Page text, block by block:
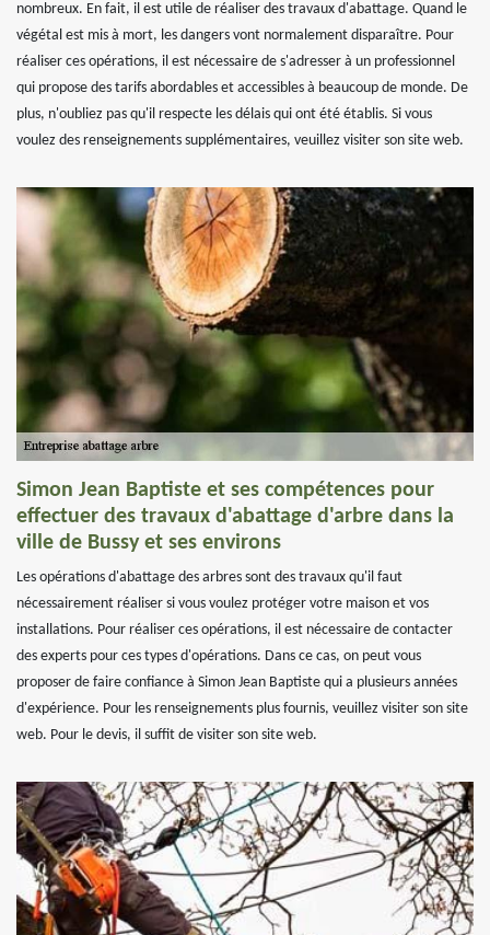
nombreux. En fait, il est utile de réaliser des travaux d'abattage. Quand le
végétal est mis à mort, les dangers vont normalement disparaître. Pour
réaliser ces opérations, il est nécessaire de s'adresser à un professionnel
qui propose des tarifs abordables et accessibles à beaucoup de monde. De
plus, n'oubliez pas qu'il respecte les délais qui ont été établis. Si vous
voulez des renseignements supplémentaires, veuillez visiter son site web.
Simon Jean Baptiste et ses compétences pour
effectuer des travaux d'abattage d'arbre dans la
ville de Bussy et ses environs
Les opérations d'abattage des arbres sont des travaux qu'il faut
nécessairement réaliser si vous voulez protéger votre maison et vos
installations. Pour réaliser ces opérations, il est nécessaire de contacter
des experts pour ces types d'opérations. Dans ce cas, on peut vous
proposer de faire confiance à Simon Jean Baptiste qui a plusieurs années
d'expérience. Pour les renseignements plus fournis, veuillez visiter son site
web. Pour le devis, il suffit de visiter son site web.